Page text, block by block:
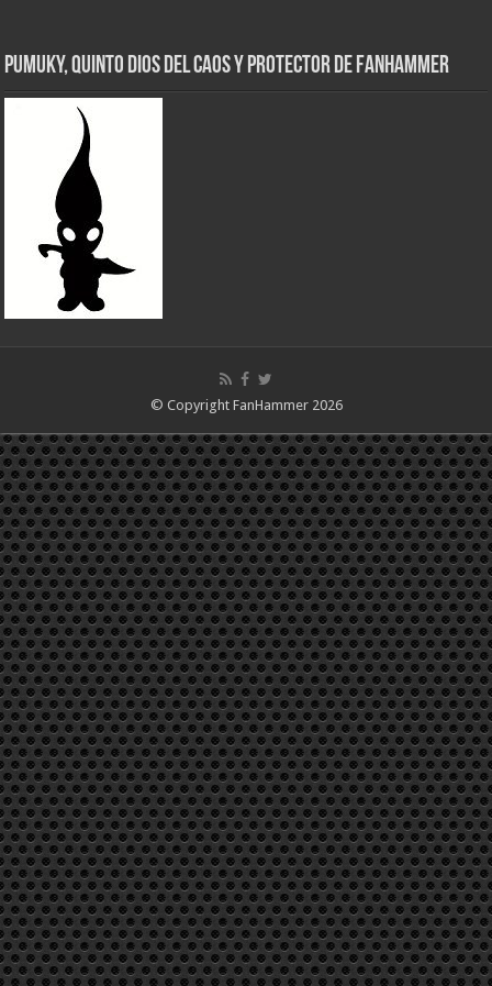
Pumuky, Quinto Dios del Caos y Protector de FanHammer
© Copyright FanHammer 2026